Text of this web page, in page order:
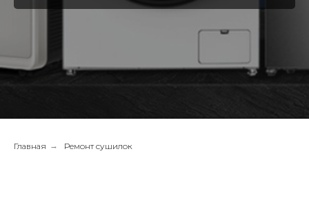
Главная → Ремонт сушилок